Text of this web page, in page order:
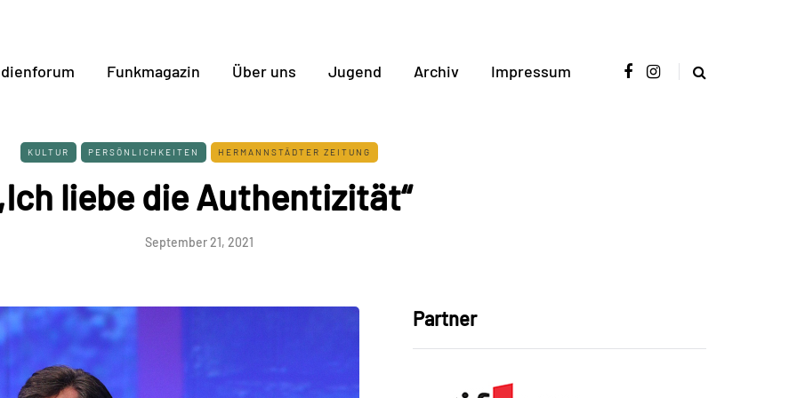
Funkmagazin Über uns Jugend Archiv Impressum
KULTUR PERSÖNLICHKEITEN HERMANNSTÄDTER ZEITUNG
liebe die Authentizität“
September 21, 2021
Partner